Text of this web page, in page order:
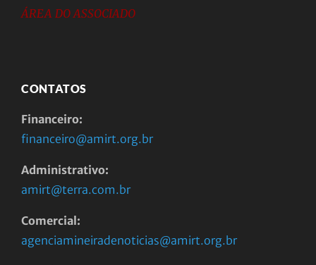
ÁREA DO ASSOCIADO
CONTATOS
Financeiro:
financeiro@amirt.org.br
Administrativo:
amirt@terra.com.br
Comercial:
agenciamineiradenoticias@amirt.org.br